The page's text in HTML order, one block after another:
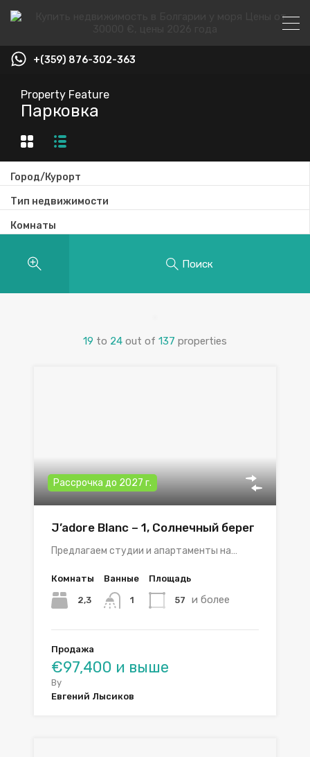
+(359) 876-302-363
Property Feature
Парковка
Город/Курорт
Тип недвижимости
Комнаты
Поиск
19 to 24 out of 137 properties
Рассрочка до 2027 г.
J’adore Blanc – 1, Солнечный берег
Предлагаем студии и апартаменты на…
Комнаты
2,3
Ванные
1
Площадь
57 и более
Продажа
€97,400 и выше
By
Евгений Лысиков